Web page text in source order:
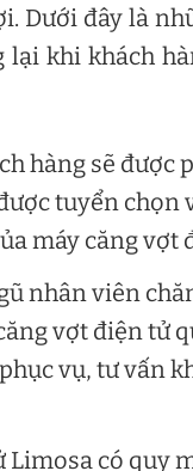
Dưới đây là
khi khách
hàng sẽ được
tuyển chọn
máy căng vợt
nhân viên
vợt điện tử
vụ, tư vấn
có quy